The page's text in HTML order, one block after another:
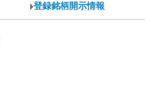
登録銘柄開示情報